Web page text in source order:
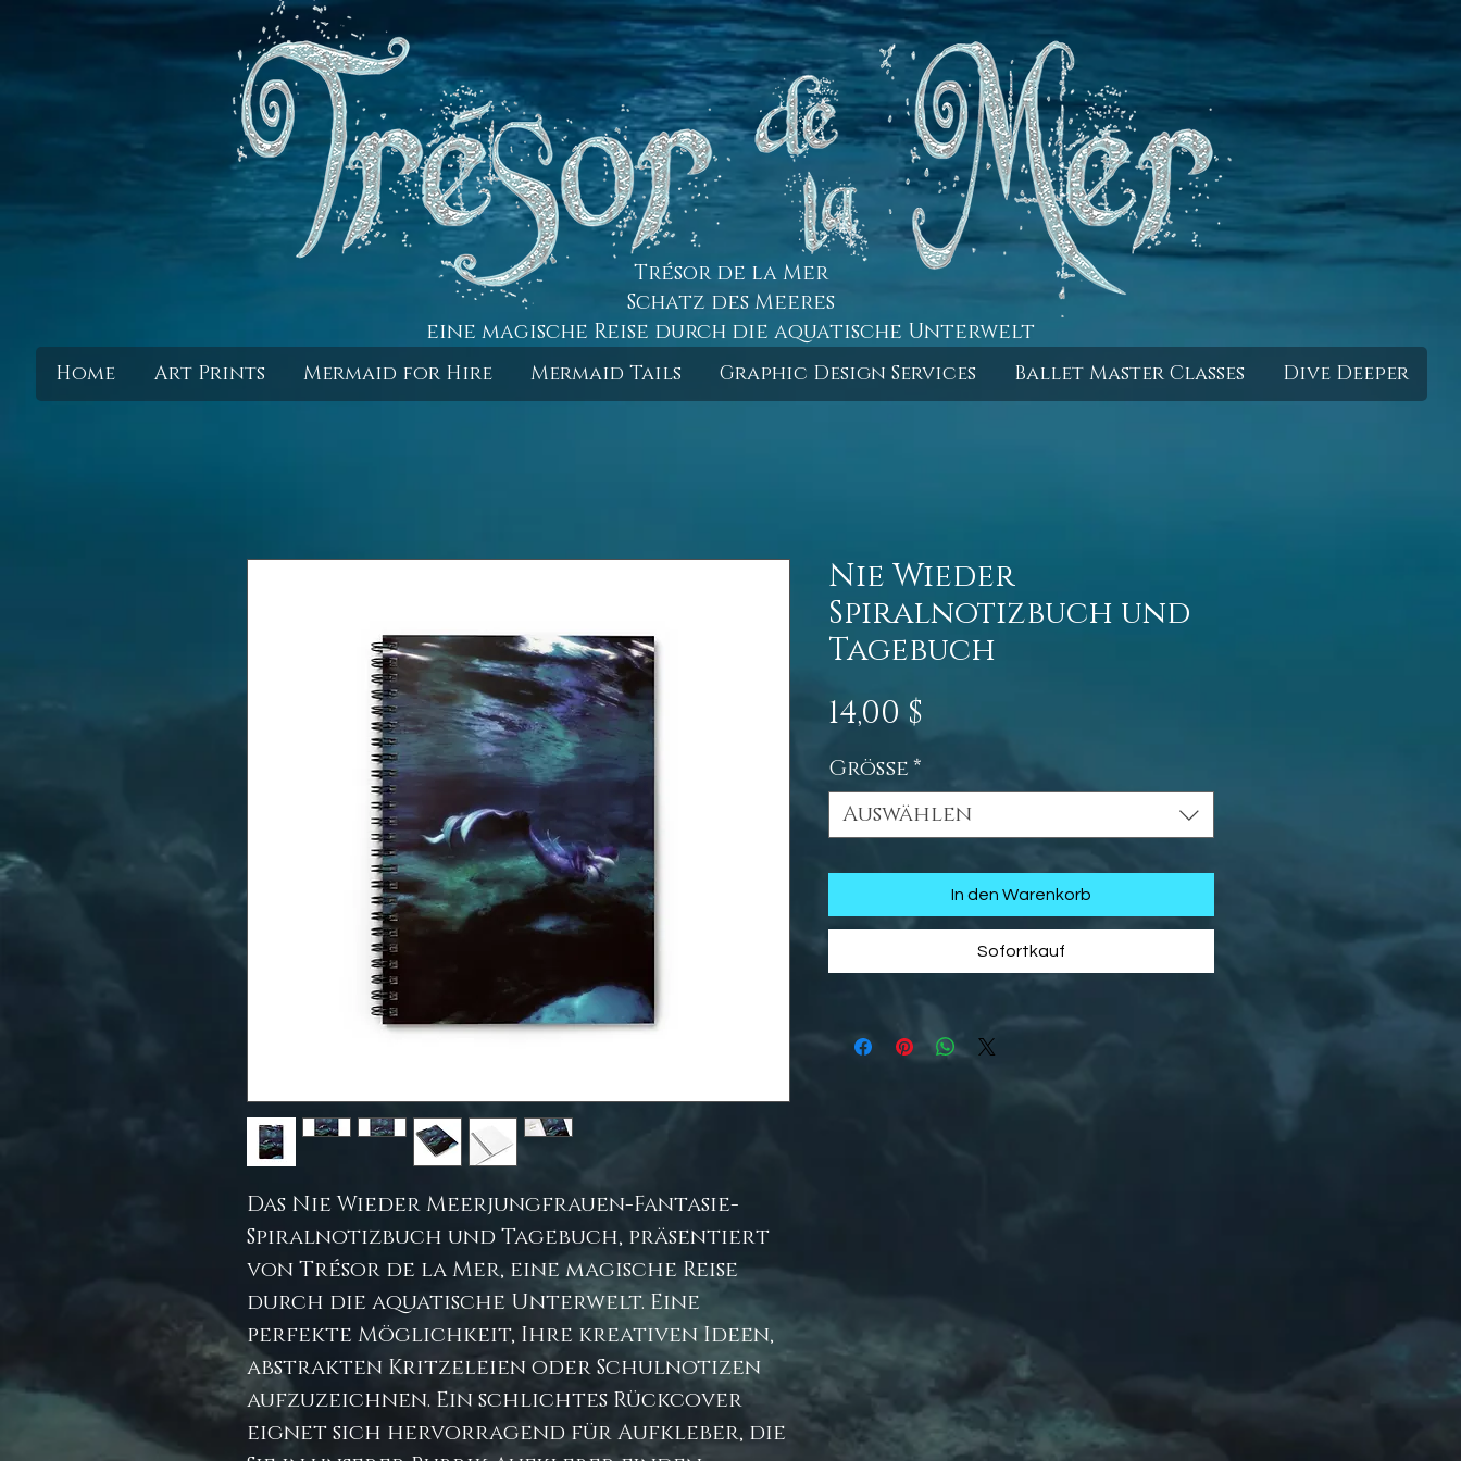
Trésor de la Mer
Schatz des Meeres
eine magische Reise durch die aquatische Unterwelt
Home Art Prints Mermaid for Hire Mermaid Tails Graphic Design Services Ballet Master Classes Dive Deeper
Das Nie Wieder Meerjungfrauen-Fantasie-
Spiralnotizbuch und Tagebuch, präsentiert
von Trésor de la Mer, eine magische Reise
durch die aquatische Unterwelt. Eine
perfekte Möglichkeit, Ihre kreativen Ideen,
abstrakten Kritzeleien oder Schulnotizen
aufzuzeichnen. Ein schlichtes Rückcover
eignet sich hervorragend für Aufkleber, die
Nie Wieder
Spiralnotizbuch und
Tagebuch
14,00 $
Größe*
Auswählen
In den Warenkorb
Sofortkauf